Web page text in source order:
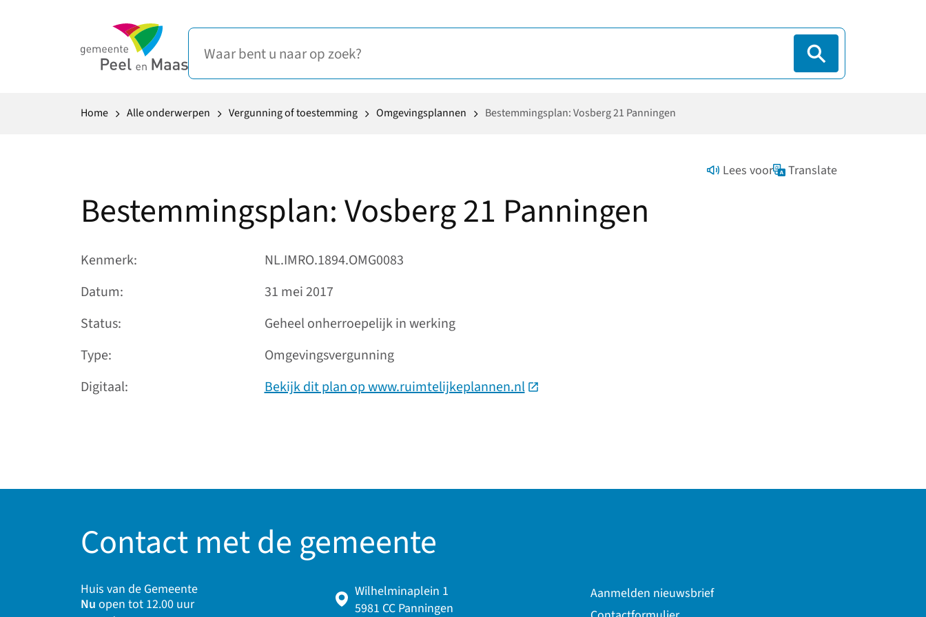
Home Alle onderwerpen Vergunning of toestemming Omgevingsplannen Bestemmingsplan: Vosberg 21 Panningen
Lees voor Translate
Bestemmingsplan: Vosberg 21 Panningen
Kenmerk
NL.IMRO.1894.OMG0083
Datum
31 mei 2017
Status
Geheel onherroepelijk in werking
Type
Omgevingsvergunning
Digitaal
Bekijk dit plan op www.ruimtelijkeplannen.nl(Deze link gaat naar een externe website)
Contact met de gemeente
Huis van de Gemeente
Nu open tot 12.00 uur
Wilhelminaplein 1
5981 CC Panningen
Aanmelden nieuwsbrief